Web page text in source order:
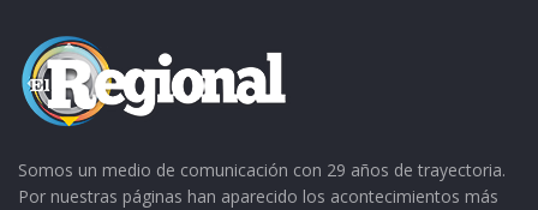
Somos un medio de comunicación con 29 años de trayectoria.
Por nuestras páginas han aparecido los acontecimientos más